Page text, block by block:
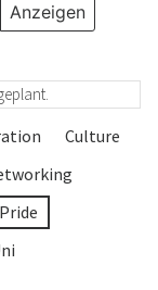
Culture
Pride